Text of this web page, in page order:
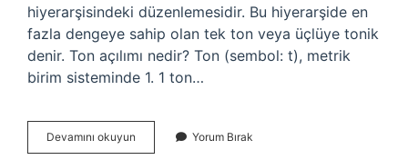
hiyerarşisindeki düzenlemesidir. Bu hiyerarşide en
fazla dengeye sahip olan tek ton veya üçlüye tonik
denir. Ton açılımı nedir? Ton (sembol: t), metrik
birim sisteminde 1. 1 ton…
Devamını okuyun
Ton
Yorum Bırak